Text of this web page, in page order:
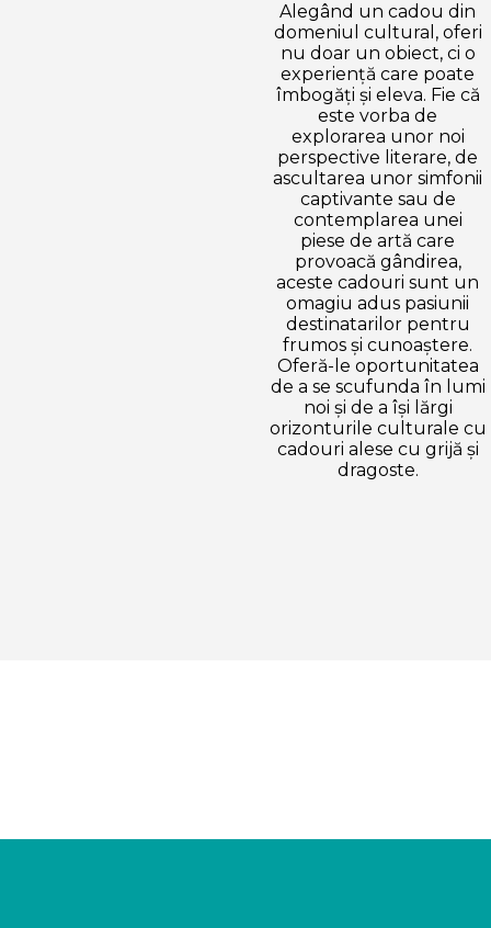
Alegând un cadou din
domeniul cultural, oferi
nu doar un obiect, ci o
experiență care poate
îmbogăți și eleva. Fie că
este vorba de
explorarea unor noi
perspective literare, de
ascultarea unor simfonii
captivante sau de
contemplarea unei
piese de artă care
provoacă gândirea,
aceste cadouri sunt un
omagiu adus pasiunii
destinatarilor pentru
frumos și cunoaștere.
Oferă-le oportunitatea
de a se scufunda în lumi
noi și de a își lărgi
orizonturile culturale cu
cadouri alese cu grijă și
dragoste.